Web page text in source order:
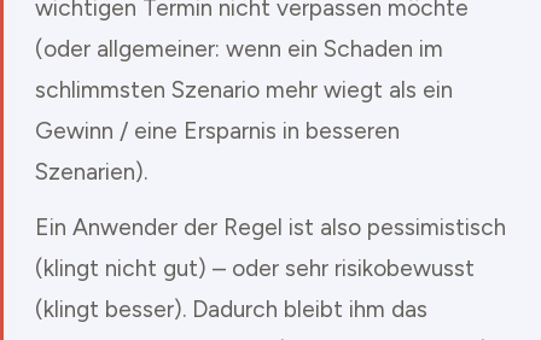
wichtigen Termin nicht verpassen möchte
(oder allgemeiner: wenn ein Schaden im
schlimmsten Szenario mehr wiegt als ein
Gewinn / eine Ersparnis in besseren
Szenarien).
Ein Anwender der Regel ist also pessimistisch
(klingt nicht gut) – oder sehr risikobewusst
(klingt besser). Dadurch bleibt ihm das